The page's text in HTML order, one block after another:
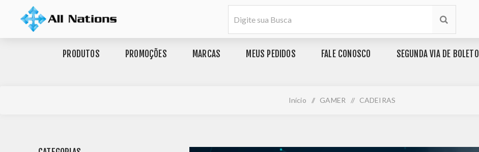
PRODUTOS PROMOÇÕES MARCAS MEUS PEDIDOS FALE CONOSCO SEGUNDA VIA DE BOLETO
Início / GAMER / CADEIRAS